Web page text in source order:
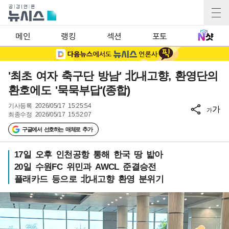
메인 랭킹 섹션 포토
'최초 여자 축구단 방남' 北내고향, 환영단의
환호에도 '묵묵부답'(종합)
기사등록 2026/05/17 15:25:54
최종수정 2026/05/17 15:52:07
구글에서 선호하는 매체로 추가
가가
17일 오후 인천공항 통해 한국 땅 밟아
20일 수원FC 위민과 AWCL 준결승전
플래카드 등으로 北내고향 환영 분위기